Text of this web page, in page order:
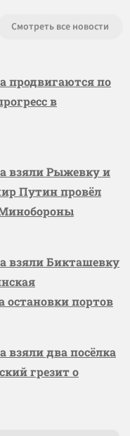
Смотреть все новости
продвигаются по
в
взяли Рыжевку и
Путин провёл
взяли Бикташевку
остановки портов
взяли два посёлка
грезит о